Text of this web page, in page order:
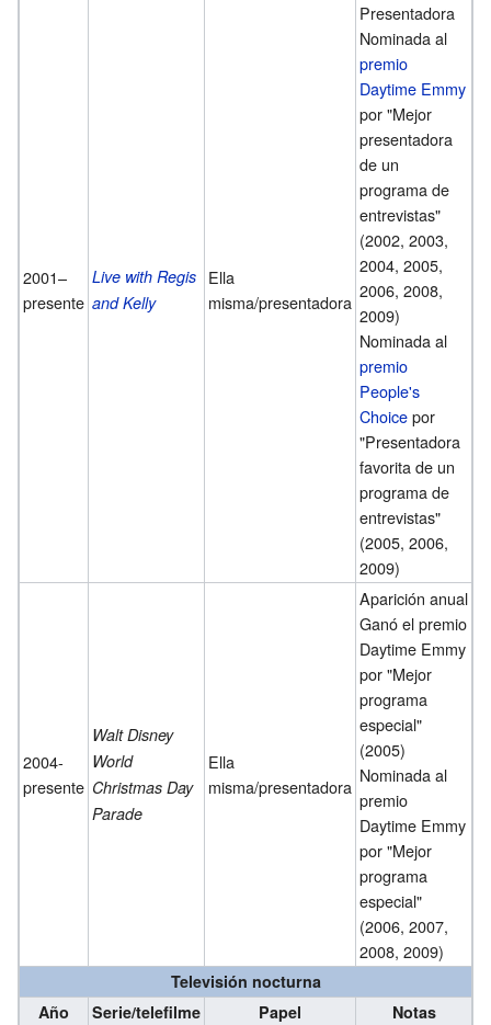
2001–
presente
Live with Regis
and Kelly
Ella
misma/presentadora
Presentadora
Nominada al
premio
Daytime Emmy
por "Mejor
presentadora
de un
programa de
entrevistas"
(2002, 2003,
2004, 2005,
2006, 2008,
2009)
Nominada al
premio
People's
Choicepor
"Presentadora
favorita de un
programa de
entrevistas"
(2005, 2006,
2009)
2004-
presente
Walt Disney
World
Christmas Day
Parade
Ella
misma/presentadora
Aparición anual
Ganó el premio
Daytime Emmy
por "Mejor
programa
especial"
(2005)
Nominada al
premio
Daytime Emmy
por "Mejor
programa
especial"
(2006, 2007,
2008, 2009)
Televisión nocturna
Año
Serie/telefilme Papel Notas